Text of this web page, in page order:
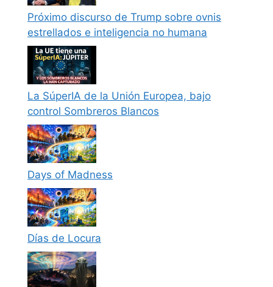
Próximo discurso de Trump sobre ovnis
estrellados e inteligencia no humana
La SúperIA de la Unión Europea, bajo
control Sombreros Blancos
Days of Madness
Días de Locura